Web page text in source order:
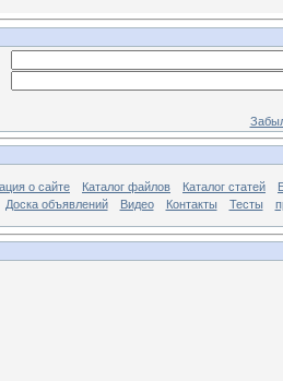
о сайте Каталог файлов Каталог статей
Доска объявлений
Видео Контакты Тесты